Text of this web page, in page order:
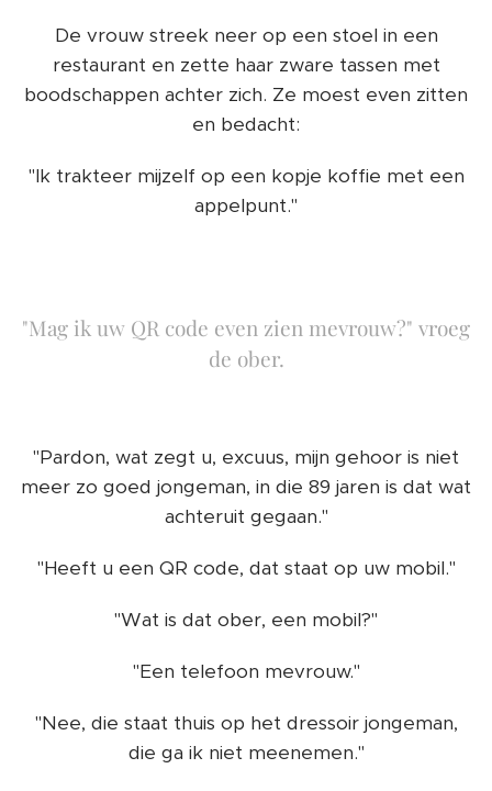
De vrouw streek neer op een stoel in een
restaurant en zette haar zware tassen met
boodschappen achter zich. Ze moest even zitten
en bedacht:
"Ik trakteer mijzelf op een kopje koffie met een
appelpunt."
"Mag ik uw QR code even zien mevrouw?" vroeg
de ober.
"Pardon, wat zegt u, excuus, mijn gehoor is niet
meer zo goed jongeman, in die 89 jaren is dat wat
achteruit gegaan."
"Heeft u een QR code, dat staat op uw mobil."
"Wat is dat ober, een mobil?"
"Een telefoon mevrouw."
"Nee, die staat thuis op het dressoir jongeman,
die ga ik niet meenemen."